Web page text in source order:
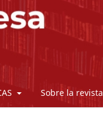
Sobre la revista